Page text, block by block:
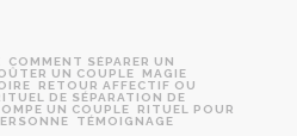
COMMENT SÉPARER UN
UN COUPLE
MAGIE
RETOUR AFFECTIF OU
DE SÉPARATION DE
UN COUPLE
RITUEL POUR
TÉMOIGNAGE